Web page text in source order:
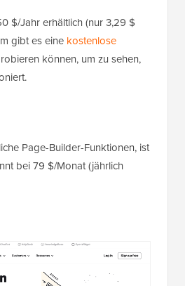
$/Jahr erhältlich (nur 3,29 $
gibt es eine kostenlose
können, um zu sehen,
Page-Builder-Funktionen, ist
bei 79 $/Monat (jährlich